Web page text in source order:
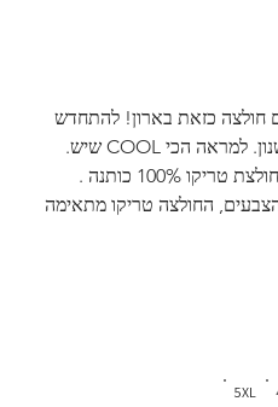
חולצה כזאת בארון! להתחדש
עם חולצת טריקו בשילוב הדפס שנון. למראה הכי COOL שיש.
איכות בד גבוהה. מגע נעים לגוף. חולצת טריקו 100% כותנה .
החולצה טריקו מתאימה
5XL